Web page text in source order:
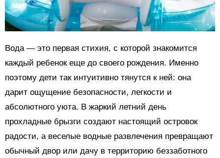
Вода — это первая стихия, с которой знакомится
каждый ребенок еще до своего рождения. Именно
поэтому дети так интуитивно тянутся к ней: она
дарит ощущение безопасности, легкости и
абсолютного уюта. В жаркий летний день
прохладные брызги создают настоящий островок
радости, а веселые водные развлечения превращают
обычный двор или дачу в территорию беззаботного